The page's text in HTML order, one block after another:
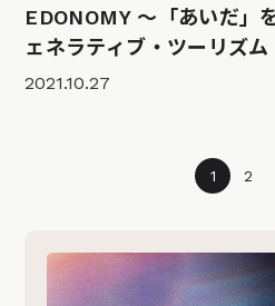
EDONOMY ～「あいだ」
ェネラティブ・ツーリズム
2021.10.27
1 2